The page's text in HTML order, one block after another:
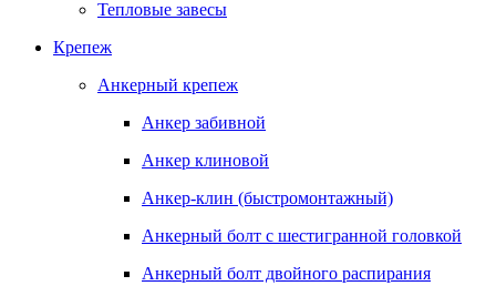
Тепловые завесы
Крепеж
Анкерный крепеж
Анкер забивной
Анкер клиновой
Анкер-клин (быстромонтажный)
Анкерный болт с шестигранной головкой
Анкерный болт двойного распирания